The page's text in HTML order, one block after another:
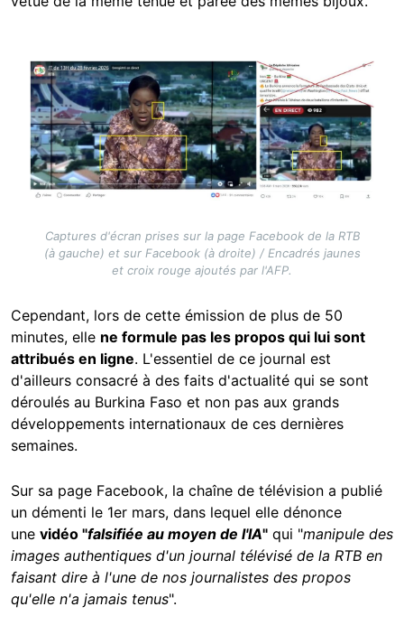
Image
Captures d'écran prises sur la page Facebook de la RTB
(à gauche) et sur Facebook (à droite) / Encadrés jaunes
et croix rouge ajoutés par l'AFP.
Cependant, lors de cette émission de plus de 50
minutes, elle ne formule pas les propos qui lui sont
attribués en ligne. L'essentiel de ce journal est
d'ailleurs consacré à des faits d'actualité qui se sont
déroulés au Burkina Faso et non pas aux grands
développements internationaux de ces dernières
semaines.
Sur sa page Facebook, la chaîne de télévision a publié
un démenti le 1er mars, dans lequel elle dénonce
une vidéo "falsifiée au moyen de l'IA" qui "manipule des
images authentiques d'un journal télévisé de la RTB en
faisant dire à l'une de nos journalistes des propos
qu'elle n'a jamais tenus".